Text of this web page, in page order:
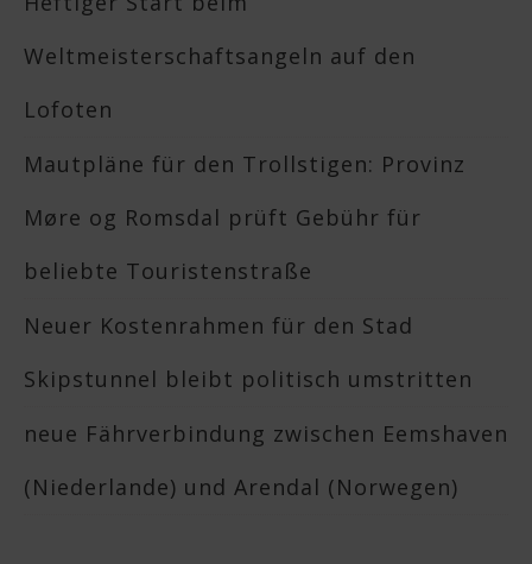
Weltmeisterschaftsangeln auf den
Lofoten
Mautpläne für den Trollstigen: Provinz
Møre og Romsdal prüft Gebühr für
beliebte Touristenstraße
Neuer Kostenrahmen für den Stad
Skipstunnel bleibt politisch umstritten
neue Fährverbindung zwischen Eemshaven
(Niederlande) und Arendal (Norwegen)